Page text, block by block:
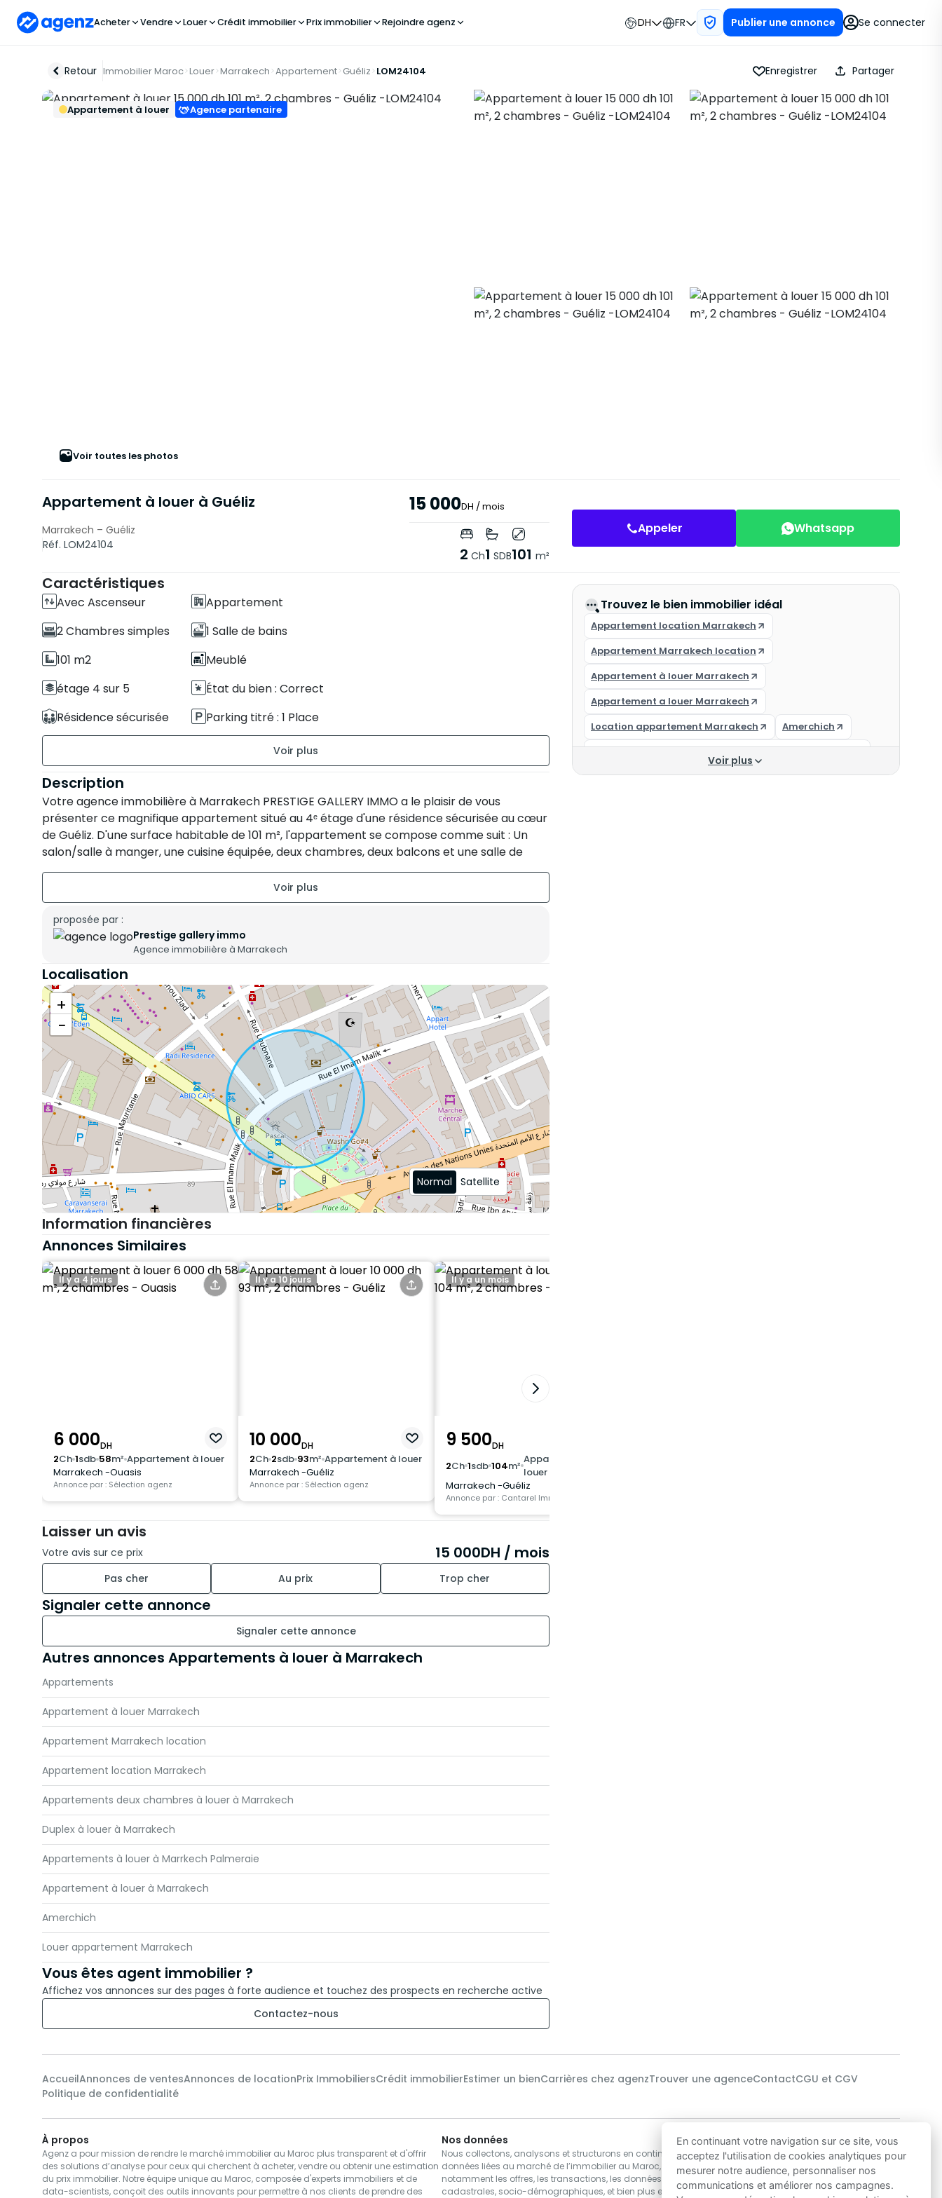
Acheter Vendre Louer Crédit immobilier Prix immobilier Rejoindre agenz DH FR Publier une annonce Se connecter
Retour Immobilier Maroc Louer Marrakech Appartement Guéliz LOM24104 Enregistrer Partager
Voir toutes les photos
Appartement à louer Agence partenaire
Appartement à louer à Guéliz 15 000DH / mois
Marrakech – Guéliz
Réf. LOM24104
2 Ch1 SDB101 m²
Appeler Whatsapp
Caractéristiques
Avec Ascenseur
Appartement
2 Chambres simples
1 Salle de bains
101 m2
Meublé
étage 4 sur 5
État du bien : Correct
Résidence sécurisée
Parking titré : 1 Place
Sans vis-à-vis
Description
Votre agence immobilière à Marrakech PRESTIGE GALLERY IMMO a le plaisir de vous
présenter ce magnifique appartement situé au 4ᵉ étage d'une résidence sécurisée au cœur
de Guéliz. D'une surface habitable de 101 m², l'appartement se compose comme suit : Un
salon/salle à manger, une cuisine équipée, deux chambres, deux balcons et une salle de
bain.
Les plus : La résidence offre de nombreux avantages, dont une surveillance 24/7 et Parking.
proposée par :
Prestige gallery immo
Agence immobilière à Marrakech
Localisation
+
−
Normal Satellite
Information financières
Annonces Similaires
Il y a 4 jours
6 000DH
2Ch 1sdb 58m² Appartement à louer
Marrakech -Ouasis
Annonce par : Sélection agenz
Il y a 10 jours
10 000DH
2Ch 2sdb 93m² Appartement à louer
Marrakech -Guéliz
Annonce par : Sélection agenz
Il y a un mois
9 500DH
2Ch 1sdb 104m² Appartement à
louer
Marrakech -Guéliz
Annonce par : Cantarel Immobilier
Laisser un avis
Votre avis sur ce prix 15 000DH / mois
Pas cher Au prix Trop cher
Signaler cette annonce
Signaler cette annonce
Autres annonces Appartements à louer à Marrakech
Appartements
Appartement à louer Marrakech
Appartement Marrakech location
Appartement location Marrakech
Appartements deux chambres à louer à Marrakech
Duplex à louer à Marrakech
Appartements à louer à Marrkech Palmeraie
Appartement à louer à Marrakech
Amerchich
Louer appartement Marrakech
Vous êtes agent immobilier ?
Affichez vos annonces sur des pages à forte audience et touchez des prospects en recherche active
Contactez-nous
Trouvez le bien immobilier idéal
Appartement location Marrakech
Appartement Marrakech location
Appartement à louer Marrakech
Appartement a louer Marrakech
Location appartement Marrakech
Amerchich
Appartement à louer Marrakech
Voir plus
AccueilAnnonces de ventesAnnonces de locationPrix ImmobiliersCrédit immobilierEstimer un bienCarrières chez agenzTrouver une agenceContactCGU et CGV
Politique de confidentialité
À propos
Agenz a pour mission de rendre le marché immobilier au Maroc plus transparent et d'offrir
des solutions d’analyse pour ceux qui cherchent à acheter, vendre ou obtenir une estimation
du prix immobilier. Notre équipe unique au Maroc, composée d'experts immobiliers et de
data-scientists, conçoit des outils innovants pour permettre à nos clients de prendre des
Nos données
Nous collectons, analysons et structurons en continu des
données liées au marché de l’immobilier au Maroc,
notamment les offres, les transactions, les données
cadastrales, socio-démographiques, et bien plus encore,
Notre technologie
Nos data-scientists utilisent des algorithmes
de Machine Learning pour développer les
solutions d’estimations de prix immobilier les
plus précises au Maroc, garantissant ainsi
En continuant votre navigation sur ce site, vous
acceptez l'utilisation de cookies analytiques pour
mesurer notre audience, personnaliser nos
communications et améliorer nos campagnes.